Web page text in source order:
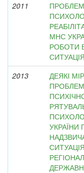
2011
МНС
РОБОТИ
2013
ДЕЯКІ
УКРАЇНИ